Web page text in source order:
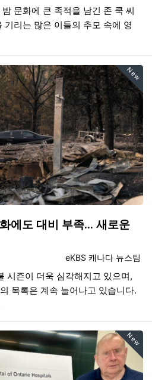
문화에 큰 족적을 남긴 존 쿡 씨
리는 많은 이들의 추모 속에 영
New
에도 대비 부족... 새로운
등록자
eKBS 캐나다 뉴스팀
시즌이 더욱 심각해지고 있으며,
목록은 계속 늘어나고 있습니다.
New